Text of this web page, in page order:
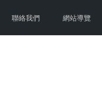
聯絡我們 網站導覽